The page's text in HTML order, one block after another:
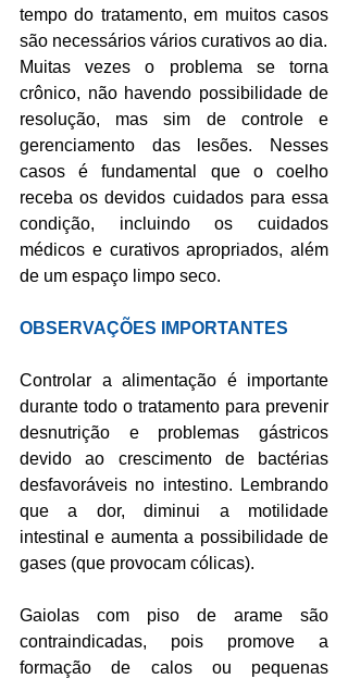
tempo do tratamento, em muitos casos
são necessários vários curativos ao dia.
Muitas vezes o problema se torna
crônico, não havendo possibilidade de
resolução, mas sim de controle e
gerenciamento das lesões. Nesses
casos é fundamental que o coelho
receba os devidos cuidados para essa
condição, incluindo os cuidados
médicos e curativos apropriados, além
de um espaço limpo seco.
OBSERVAÇÕES IMPORTANTES
Controlar a alimentação é importante
durante todo o tratamento para prevenir
desnutrição e problemas gástricos
devido ao crescimento de bactérias
desfavoráveis ​​no intestino. Lembrando
que a dor, diminui a motilidade
intestinal e aumenta a possibilidade de
gases (que provocam cólicas).
Gaiolas com piso de arame são
contraindicadas, pois promove a
formação de calos ou pequenas